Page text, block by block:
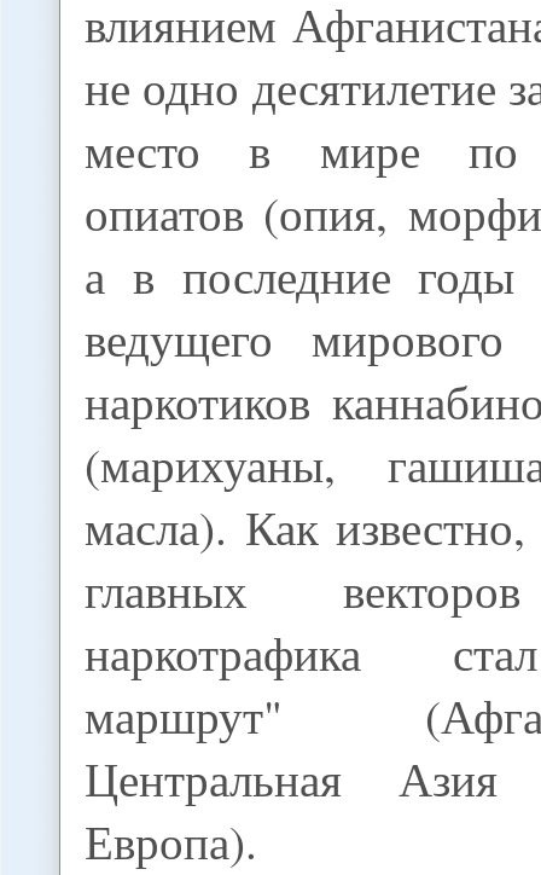
влиянием
не одно десятилетие
место в мире по
опиатов (опия,
а в последние годы
ведущего мирового
наркотиков
(марихуаны,
масла). Как
главных
наркотрафика
маршрут"
Центральная
Европа).